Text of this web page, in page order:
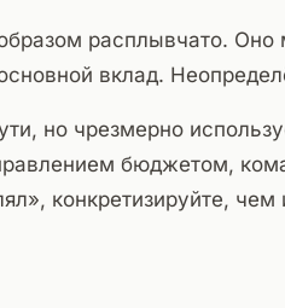
расплывчато. Оно
вклад.
но чрезмерно
бюджетом,
конкретизируйте,